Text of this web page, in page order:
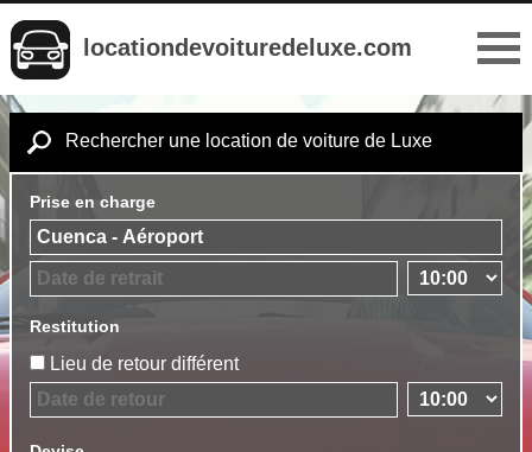
locationdevoituredeluxe.com
Rechercher une location de voiture de Luxe
Prise en charge
Restitution
Lieu de retour différent